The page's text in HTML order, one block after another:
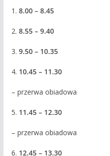
1. 8.00 – 8.45
2. 8.55 – 9.40
3. 9.50 – 10.35
4. 10.45 – 11.30
– przerwa obiadowa
5. 11.45 – 12.30
– przerwa obiadowa
6. 12.45 – 13.30